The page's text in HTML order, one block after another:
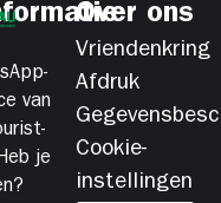
van
je
Over ons
Vriendenkring
Afdruk
Cookie-
instellingen